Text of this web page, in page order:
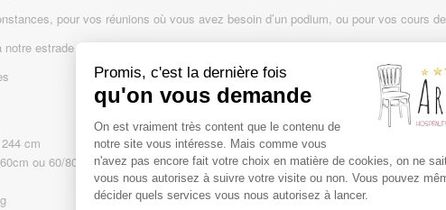
pour vos réunions où vous avez besoin d’un podium, ou pour vos cours
notre estrade pliante divers options telles que :
cm
ou 60/80cm
Promis, c'est la dernière fois
qu'on vous demande
Plateforme de Gestion du
On est vraiment très content que le contenu de
notre site vous intéresse. Mais comme vous
n'avez pas encore fait votre choix en matière de cookies, on ne
vous nous autorisez à suivre votre visite ou non. Vous pouvez
décider quels services vous nous autorisez à lancer.
Axeptio consent